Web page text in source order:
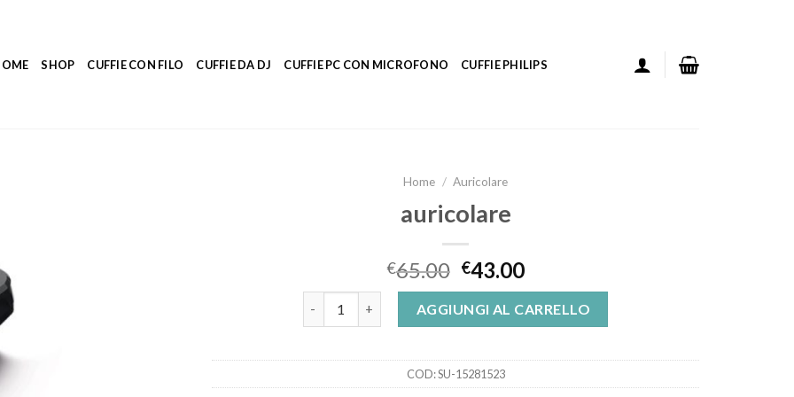
SHOP CUFFIE CON FILO CUFFIE DA DJ CUFFIE PC CON MICROFONO CUFFIE PHILIPS
Home / Auricolare
auricolare
€65.00 €43.00
AGGIUNGI AL CARRELLO
COD:SU-15281523